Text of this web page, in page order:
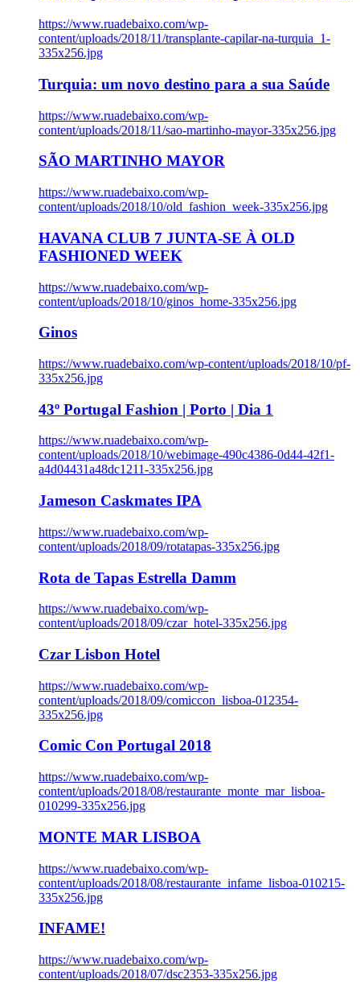
https://www.ruadebaixo.com/wp-
content/uploads/2018/11/transplante-capilar-na-turquia_1-
335x256.jpg
Turquia: um novo destino para a sua Saúde
https://www.ruadebaixo.com/wp-
content/uploads/2018/11/sao-martinho-mayor-335x256.jpg
SÃO MARTINHO MAYOR
https://www.ruadebaixo.com/wp-
content/uploads/2018/10/old_fashion_week-335x256.jpg
HAVANA CLUB 7 JUNTA-SE À OLD
FASHIONED WEEK
https://www.ruadebaixo.com/wp-
content/uploads/2018/10/ginos_home-335x256.jpg
Ginos
https://www.ruadebaixo.com/wp-content/uploads/2018/10/pf-
335x256.jpg
43º Portugal Fashion | Porto | Dia 1
https://www.ruadebaixo.com/wp-
content/uploads/2018/10/webimage-490c4386-0d44-42f1-
a4d04431a48dc1211-335x256.jpg
Jameson Caskmates IPA
https://www.ruadebaixo.com/wp-
content/uploads/2018/09/rotatapas-335x256.jpg
Rota de Tapas Estrella Damm
https://www.ruadebaixo.com/wp-
content/uploads/2018/09/czar_hotel-335x256.jpg
Czar Lisbon Hotel
https://www.ruadebaixo.com/wp-
content/uploads/2018/09/comiccon_lisboa-012354-
335x256.jpg
Comic Con Portugal 2018
https://www.ruadebaixo.com/wp-
content/uploads/2018/08/restaurante_monte_mar_lisboa-
010299-335x256.jpg
MONTE MAR LISBOA
https://www.ruadebaixo.com/wp-
content/uploads/2018/08/restaurante_infame_lisboa-010215-
335x256.jpg
INFAME!
https://www.ruadebaixo.com/wp-
content/uploads/2018/07/dsc2353-335x256.jpg